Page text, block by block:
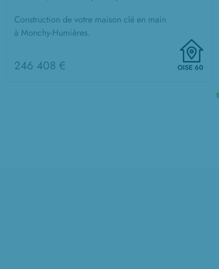
Construction de votre maison clé en main
à Monchy-Humières.
246 408 € OISE 60